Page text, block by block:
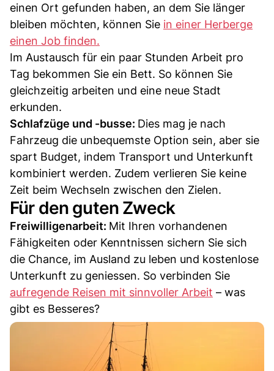
einen Ort gefunden haben, an dem Sie länger
bleiben möchten, können Sie in einer Herberge
einen Job finden.
Im Austausch für ein paar Stunden Arbeit pro
Tag bekommen Sie ein Bett. So können Sie
gleichzeitig arbeiten und eine neue Stadt
erkunden.
Schlafzüge und -busse: Dies mag je nach
Fahrzeug die unbequemste Option sein, aber sie
spart Budget, indem Transport und Unterkunft
kombiniert werden. Zudem verlieren Sie keine
Zeit beim Wechseln zwischen den Zielen.
Für den guten Zweck
Freiwilligenarbeit: Mit Ihren vorhandenen
Fähigkeiten oder Kenntnissen sichern Sie sich
die Chance, im Ausland zu leben und kostenlose
Unterkunft zu geniessen. So verbinden Sie
aufregende Reisen mit sinnvoller Arbeit – was
gibt es Besseres?